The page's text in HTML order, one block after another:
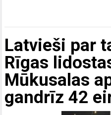
Latvieši par
Rīgas
Mūkusalas
gandrīz 42